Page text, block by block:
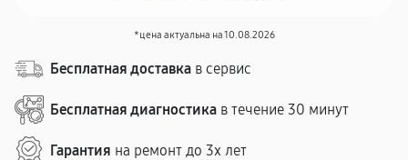
*цена актуальна на 10.08.2026
Бесплатная доставка в сервис
Бесплатная диагностика в течение 30 минут
Гарантия на ремонт до 3х лет